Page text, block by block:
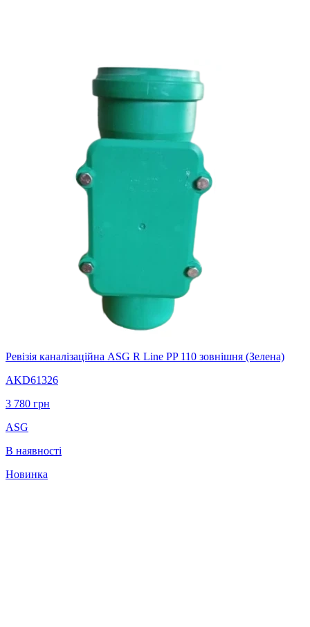
Ревізія каналізаційна ASG R Line PP 110 зовнішня (Зелена)
AKD61326
3 780 грн
ASG
В наявності
Новинка